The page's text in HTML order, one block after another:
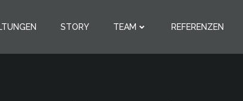
STORY TEAM REFERENZEN